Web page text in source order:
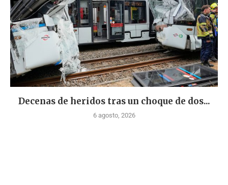
Decenas de heridos tras un choque de dos...
6 agosto, 2026